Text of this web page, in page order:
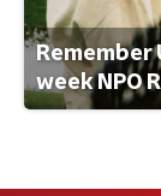
Remember
week NPO